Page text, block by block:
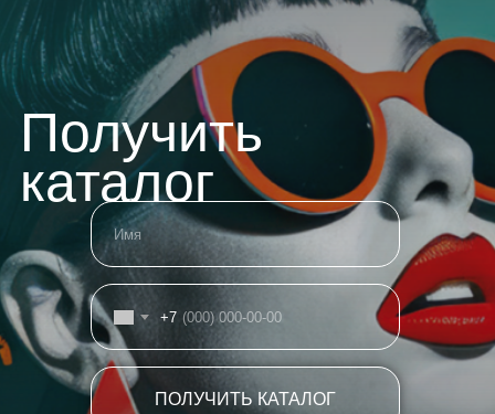
Получить
каталог
+7
ПОЛУЧИТЬ КАТАЛОГ